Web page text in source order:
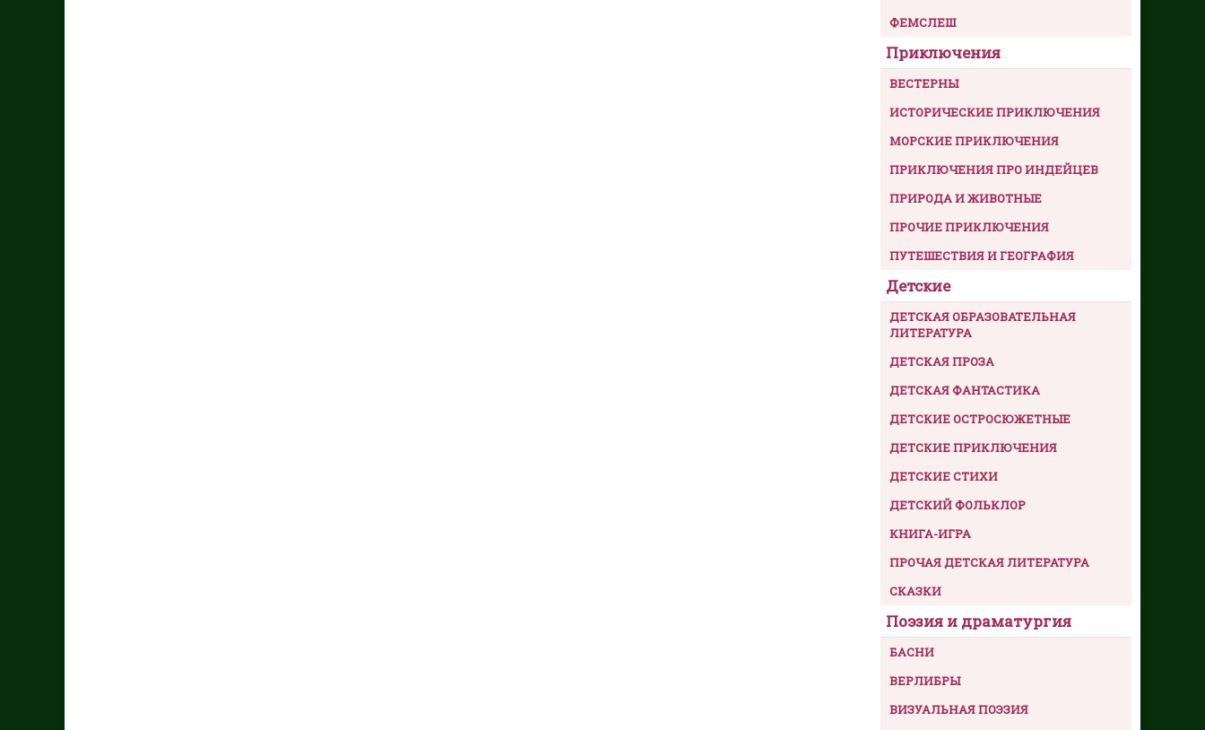
ФЕМСЛЕШ
Приключения
ВЕСТЕРНЫ
ИСТОРИЧЕСКИЕ ПРИКЛЮЧЕНИЯ
МОРСКИЕ ПРИКЛЮЧЕНИЯ
ПРИКЛЮЧЕНИЯ ПРО ИНДЕЙЦЕВ
ПРИРОДА И ЖИВОТНЫЕ
ПРОЧИЕ ПРИКЛЮЧЕНИЯ
ПУТЕШЕСТВИЯ И ГЕОГРАФИЯ
Детские
ДЕТСКАЯ ОБРАЗОВАТЕЛЬНАЯ
ЛИТЕРАТУРА
ДЕТСКАЯ ПРОЗА
ДЕТСКАЯ ФАНТАСТИКА
ДЕТСКИЕ ОСТРОСЮЖЕТНЫЕ
ДЕТСКИЕ ПРИКЛЮЧЕНИЯ
ДЕТСКИЕ СТИХИ
ДЕТСКИЙ ФОЛЬКЛОР
КНИГА-ИГРА
ПРОЧАЯ ДЕТСКАЯ ЛИТЕРАТУРА
СКАЗКИ
Поэзия и драматургия
БАСНИ
ВЕРЛИБРЫ
ВИЗУАЛЬНАЯ ПОЭЗИЯ